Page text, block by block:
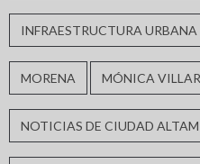
INFRAESTRUCTURA URBANA
MORENA MÓNICA
NOTICIAS DE CIUDAD